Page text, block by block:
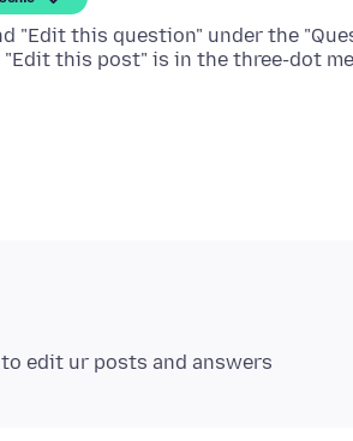
"Edit this question" under the